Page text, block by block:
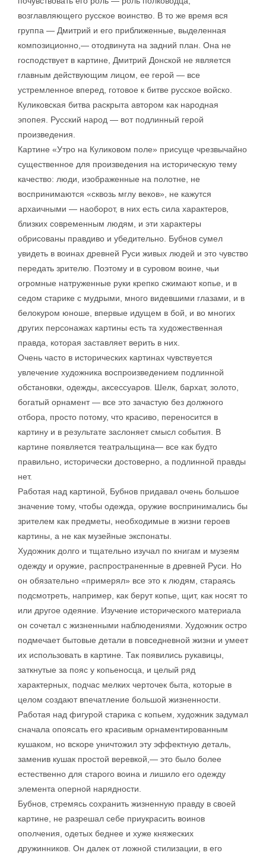
возглавляющего русское воинство. В то же время вся
группа — Дмитрий и его приближенные, выделенная
композиционно,— отодвинута на задний план. Она не
господствует в картине, Дмитрий Донской не является
главным действующим лицом, ее герой — все
устремленное вперед, готовое к битве русское войско.
Куликовская битва раскрыта автором как народная
эпопея. Русский народ — вот подлинный герой
произведения.
Картине «Утро на Куликовом поле» присуще чрезвычайно
существенное для произведения на историческую тему
качество: люди, изображенные на полотне, не
воспринимаются «сквозь мглу веков», не кажутся
архаичными — наоборот, в них есть сила характеров,
близких современным людям, и эти характеры
обрисованы правдиво и убедительно. Бубнов сумел
увидеть в воинах древней Руси живых людей и это чувство
передать зрителю. Поэтому и в суровом воине, чьи
огромные натруженные руки крепко сжимают копье, и в
седом старике с мудрыми, много видевшими глазами, и в
белокуром юноше, впервые идущем в бой, и во многих
других персонажах картины есть та художественная
правда, которая заставляет верить в них.
Очень часто в исторических картинах чувствуется
увлечение художника воспроизведением подлинной
обстановки, одежды, аксессуаров. Шелк, бархат, золото,
богатый орнамент — все это зачастую без должного
отбора, просто потому, что красиво, переносится в
картину и в результате заслоняет смысл события. В
картине появляется театральщина— все как будто
правильно, исторически достоверно, а подлинной правды
нет.
Работая над картиной, Бубнов придавал очень большое
значение тому, чтобы одежда, оружие воспринимались бы
зрителем как предметы, необходимые в жизни героев
картины, а не как музейные экспонаты.
Художник долго и тщательно изучал по книгам и музеям
одежду и оружие, распространенные в древней Руси. Но
он обязательно «примерял» все это к людям, стараясь
подсмотреть, например, как берут копье, щит, как носят то
или другое одеяние. Изучение исторического материала
он сочетал с жизненными наблюдениями. Художник остро
подмечает бытовые детали в повседневной жизни и умеет
их использовать в картине. Так появились рукавицы,
заткнутые за пояс у копьеносца, и целый ряд
характерных, подчас мелких черточек быта, которые в
целом создают впечатление большой жизненности.
Работая над фигурой старика с копьем, художник задумал
сначала опоясать его красивым орнаментированным
кушаком, но вскоре уничтожил эту эффектную деталь,
заменив кушак простой веревкой,— это было более
естественно для старого воина и лишило его одежду
элемента оперной нарядности.
Бубнов, стремясь сохранить жизненную правду в своей
картине, не разрешал себе приукрасить воинов
ополчения, одетых беднее и хуже княжеских
дружинников. Он далек от ложной стилизации, в его